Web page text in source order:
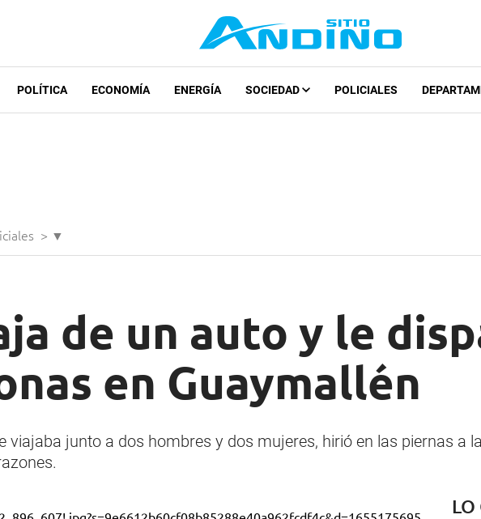
POLÍTICA ECONOMÍA ENERGÍA SOCIEDAD POLICIALES
> ▼
de un auto y le
en Guaymallén
viajaba junto a dos hombres y dos mujeres, hirió en las piernas a
LO